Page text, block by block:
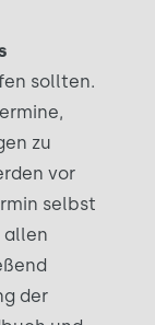
sollten.
zu
vor
selbst
allen
der